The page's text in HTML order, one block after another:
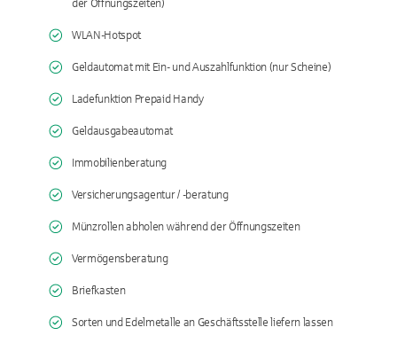
der Öffnungszeiten)
WLAN-Hotspot
Geldautomat mit Ein- und Auszahlfunktion (nur Scheine)
Ladefunktion Prepaid Handy
Geldausgabeautomat
Immobilienberatung
Versicherungsagentur / -beratung
Münzrollen abholen während der Öffnungszeiten
Vermögensberatung
Briefkasten
Sorten und Edelmetalle an Geschäftsstelle liefern lassen